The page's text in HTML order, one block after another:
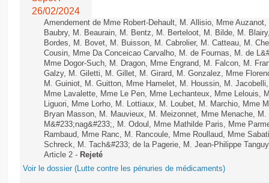
26/02/2024
Amendement de Mme Robert-Dehault, M. Allisio, Mme
Baubry, M. Beaurain, M. Bentz, M. Berteloot, M. Bilde, M.
Bordes, M. Bovet, M. Buisson, M. Cabrolier, M. Catteau, M.
Cousin, Mme Da Conceicao Carvalho, M. de Fournas, M. de
Mme Dogor-Such, M. Dragon, Mme Engrand, M. Falcon, M.
Galzy, M. Giletti, M. Gillet, M. Girard, M. Gonzalez, Mme
M. Guiniot, M. Guitton, Mme Hamelet, M. Houssin, M.
Mme Lavalette, Mme Le Pen, Mme Lechanteux, Mme Lelouis,
Liguori, Mme Lorho, M. Lottiaux, M. Loubet, M. Marchio, Mme
Bryan Masson, M. Mauvieux, M. Meizonnet, Mme Menache,
M&#233;nag&#233;, M. Odoul, Mme Mathilde Paris, Mme
Rambaud, Mme Ranc, M. Rancoule, Mme Roullaud, Mme
Schreck, M. Tach&#233; de la Pagerie, M. Jean-Philippe
Article 2 - Rejeté
Voir le dossier (Lutte contre les pénuries de médicaments)